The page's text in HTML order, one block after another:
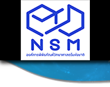
เทโลเมียร์